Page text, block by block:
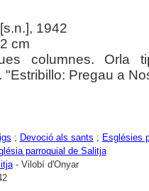
1942
cm
columnes. Orla
"Estribillo: Pregau a
; Devoció als sants ; Esglésies
parroquial de Salitja
- Vilobí d'Onyar